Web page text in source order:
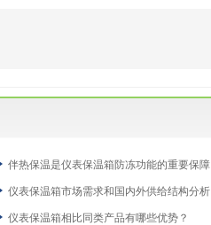
伴热保温是仪表保温箱防冻功能的重要保障
仪表保温箱市场需求和国内外供给结构分析
仪表保温箱相比同类产品有哪些优势？